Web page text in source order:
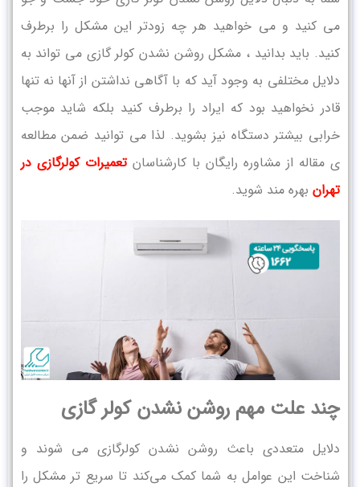
می کنید و می خواهید هر چه زودتر این مشکل را برطرف
کنید. باید بدانید ، مشکل روشن نشدن کولر گازی می تواند به
دلایل مختلفی به وجود آید که با آگاهی نداشتن از آنها نه تنها
قادر نخواهید بود که ایراد را برطرف کنید بلکه شاید موجب
خرابی بیشتر دستگاه نیز بشوید. لذا می توانید ضمن مطالعه
ی مقاله از مشاوره رایگان با کارشناسانتعمیرات کولرگازی در
تهران بهره مند شوید.
چند علت مهم روشن نشدن کولر گازی
دلایل متعددی باعث روشن نشدن کولرگازی می شوند و
شناخت این عوامل به شما کمک می‌کند تا سریع ‌تر مشکل را